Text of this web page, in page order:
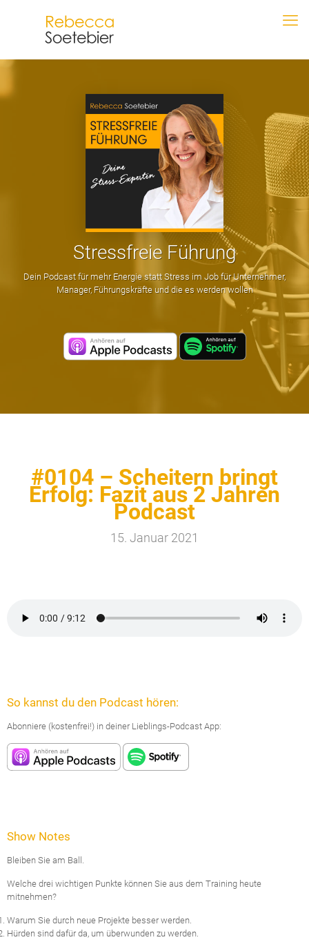
Stressfreie Führung
Dein Podcast für mehr Energie statt Stress im Job für Unternehmer,
Manager, Führungskräfte und die es werden wollen
#0104 – Scheitern bringt
Erfolg: Fazit aus 2 Jahren
Podcast
15. Januar 2021
So kannst du den Podcast hören:
Abonniere (kostenfrei!) in deiner Lieblings-Podcast App:
Show Notes
Bleiben Sie am Ball.
Welche drei wichtigen Punkte können Sie aus dem Training heute
mitnehmen?
Warum Sie durch neue Projekte besser werden.
Hürden sind dafür da, um überwunden zu werden.